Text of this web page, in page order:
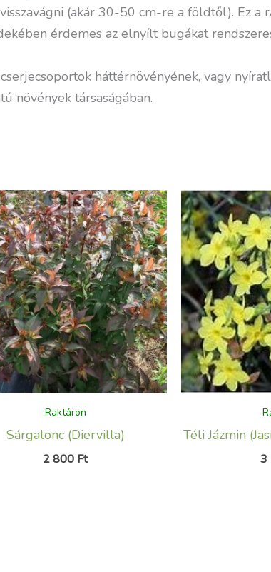
(akár 30-50 cm-re a földtől). Ez a
érdemes az elnyílt bugákat
háttérnövényének, vagy
növények társaságában.
Raktáron
Sárgalonc (Diervilla)
2 800 Ft
Téli Jázmin
3